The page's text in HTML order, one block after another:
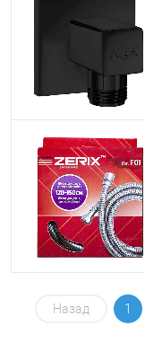
Назад 1